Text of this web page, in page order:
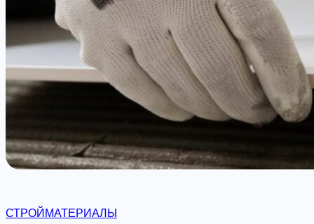
СТРОЙМАТЕРИАЛЫ